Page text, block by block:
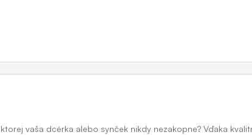
vaša dcérka alebo synček nikdy nezakopne? Vďaka